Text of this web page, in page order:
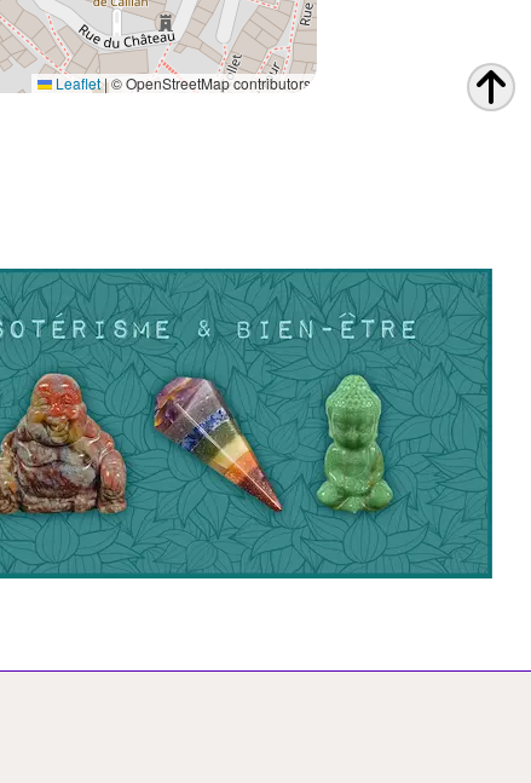
Leaflet |© OpenStreetMap contributors